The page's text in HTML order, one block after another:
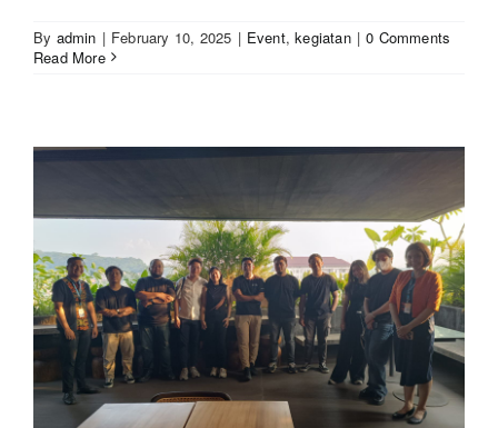
By admin | February 10, 2025 | Event,kegiatan | 0 Comments
Read More